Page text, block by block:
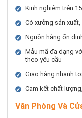
Kinh nghiệm trên
Có xưởng sản
Nguồn hàng ổn
Mẫu mã đa dạng
theo yêu cầu
Giao hàng nhanh
Cam kết chất
Văn Phòng Và